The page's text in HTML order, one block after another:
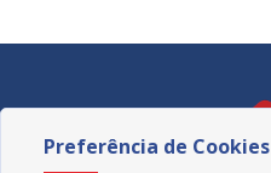
Preferência de Cookies